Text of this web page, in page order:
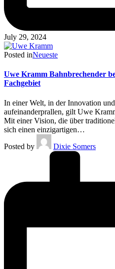
July 29, 2024
Posted inNeueste
Uwe Kramm Bahnbrechender
Fachgebiet
In einer Welt, in der Innovation
aufeinanderprallen, gilt Uwe
Mit einer Vision, die über
sich einen einzigartigen…
Posted by
Dixie Somers